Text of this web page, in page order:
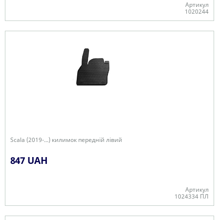
Артикул
1020244
Scala (2019-...) килимок передній лівий
847 UAH
Артикул
1024334 ПЛ